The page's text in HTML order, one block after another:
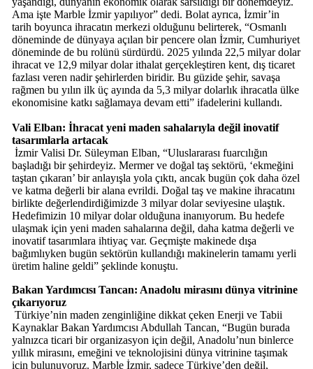
Ama işte Marble İzmir yapılıyor” dedi. Bolat ayrıca, İzmir’in
tarih boyunca ihracatın merkezi olduğunu belirterek, “Osmanlı
döneminde de dünyaya açılan bir pencere olan İzmir, Cumhuriyet
döneminde de bu rolünü sürdürdü. 2025 yılında 22,5 milyar dolar
ihracat ve 12,9 milyar dolar ithalat gerçekleştiren kent, dış ticaret
fazlası veren nadir şehirlerden biridir. Bu güzide şehir, savaşa
rağmen bu yılın ilk üç ayında da 5,3 milyar dolarlık ihracatla ülke
ekonomisine katkı sağlamaya devam etti” ifadelerini kullandı.
Vali Elban: İhracat yeni maden sahalarıyla değil inovatif
tasarımlarla artacak
İzmir Valisi Dr. Süleyman Elban, “Uluslararası fuarcılığın
başladığı bir şehirdeyiz. Mermer ve doğal taş sektörü, ‘ekmeğini
taştan çıkaran’ bir anlayışla yola çıktı, ancak bugün çok daha özel
ve katma değerli bir alana evrildi. Doğal taş ve makine ihracatını
birlikte değerlendirdiğimizde 3 milyar dolar seviyesine ulaştık.
Hedefimizin 10 milyar dolar olduğuna inanıyorum. Bu hedefe
ulaşmak için yeni maden sahalarına değil, daha katma değerli ve
inovatif tasarımlara ihtiyaç var. Geçmişte makinede dışa
bağımlıyken bugün sektörün kullandığı makinelerin tamamı yerli
üretim haline geldi” şeklinde konuştu.
Bakan Yardımcısı Tancan: Anadolu mirasını dünya vitrinine
çıkarıyoruz
Türkiye’nin maden zenginliğine dikkat çeken Enerji ve Tabii
Kaynaklar Bakan Yardımcısı Abdullah Tancan, “Bugün burada
yalnızca ticari bir organizasyon için değil, Anadolu’nun binlerce
yıllık mirasını, emeğini ve teknolojisini dünya vitrinine taşımak
için bulunuyoruz. Marble İzmir, sadece Türkiye’den değil,